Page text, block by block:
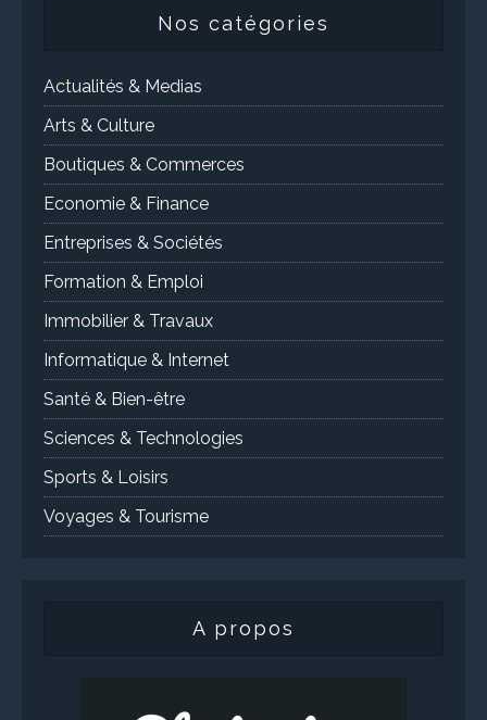
Nos catégories
Actualités & Medias
Arts & Culture
Boutiques & Commerces
Economie & Finance
Entreprises & Sociétés
Formation & Emploi
Immobilier & Travaux
Informatique & Internet
Santé & Bien-être
Sciences & Technologies
Sports & Loisirs
Voyages & Tourisme
A propos